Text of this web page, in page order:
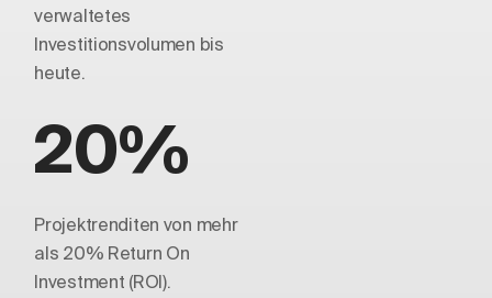
verwaltetes
Investitionsvolumen bis
heute.
20%
Projektrenditen von mehr
als 20% Return On
Investment (ROI).